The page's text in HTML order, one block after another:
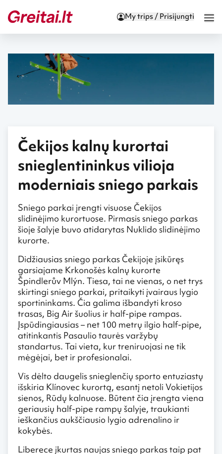
My trips / Prisijungti
Čekijos kalnų kurortai
snieglentininkus vilioja
moderniais sniego parkais
Sniego parkai įrengti visuose Čekijos
slidinėjimo kurortuose. Pirmasis sniego parkas
šioje šalyje buvo atidarytas Nuklido slidinėjimo
kurorte.
Didžiausias sniego parkas Čekijoje įsikūręs
garsiajame Krkonošės kalnų kurorte
Špindlerův Mlýn. Tiesa, tai ne vienas, o net trys
skirtingi sniego parkai, pritaikyti įvairaus lygio
sportininkams. Čia galima išbandyti kroso
trasas, Big Air šuolius ir half-pipe rampas.
Įspūdingiausias – net 100 metrų ilgio half-pipe,
atitinkantis Pasaulio taurės varžybų
standartus. Tai vieta, kur treniruojasi ne tik
mėgėjai, bet ir profesionalai.
Vis dėlto daugelis snieglenčių sporto entuziastų
išskiria Klínovec kurortą, esantį netoli Vokietijos
sienos, Rūdų kalnuose. Būtent čia įrengta viena
geriausių half-pipe rampų šalyje, traukianti
ieškančius aukščiausio lygio adrenalino ir
kokybės.
Liberece įkurtas naujas sniego parkas taip pat